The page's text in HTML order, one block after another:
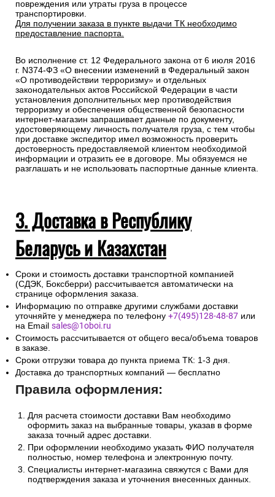
повреждения или утраты груза в процессе
транспортировки.
Для получении заказа в пункте выдачи ТК необходимо
предоставление паспорта.
Во исполнение ст. 12 Федерального закона от 6 июля 2016
г. N374-ФЗ «О внесении изменений в Федеральный закон
«О противодействии терроризму» и отдельных
законодательных актов Российской Федерации в части
установления дополнительных мер противодействия
терроризму и обеспечения общественной безопасности
интернет-магазин запрашивает данные по документу,
удостоверяющему личность получателя груза, с тем чтобы
при доставке экспедитор имел возможность проверить
достоверность предоставляемой клиентом необходимой
информации и отразить ее в договоре. Мы обязуемся не
разглашать и не использовать паспортные данные клиента.
3. Доставка в Республику
Беларусь и Казахстан
Сроки и стоимость доставки транспортной компанией
(СДЭК, Боксберри) рассчитывается автоматически на
странице оформления заказа.
Информацию по отправке другими службами доставки
уточняйте у менеджера по телефону +7(495)128-48-87 или
на Email sales@1oboi.ru
Стоимость рассчитывается от общего веса/объема товаров
в заказе.
Сроки отгрузки товара до пункта приема ТК: 1-3 дня.
Доставка до транспортных компаний — бесплатно
Правила оформления:
Для расчета стоимости доставки Вам необходимо
оформить заказ на выбранные товары, указав в форме
заказа точный адрес доставки.
При оформлении необходимо указать ФИО получателя
полностью, номер телефона и электронную почту.
Специалисты интернет-магазина свяжутся с Вами для
подтверждения заказа и уточнения внесенных данных.